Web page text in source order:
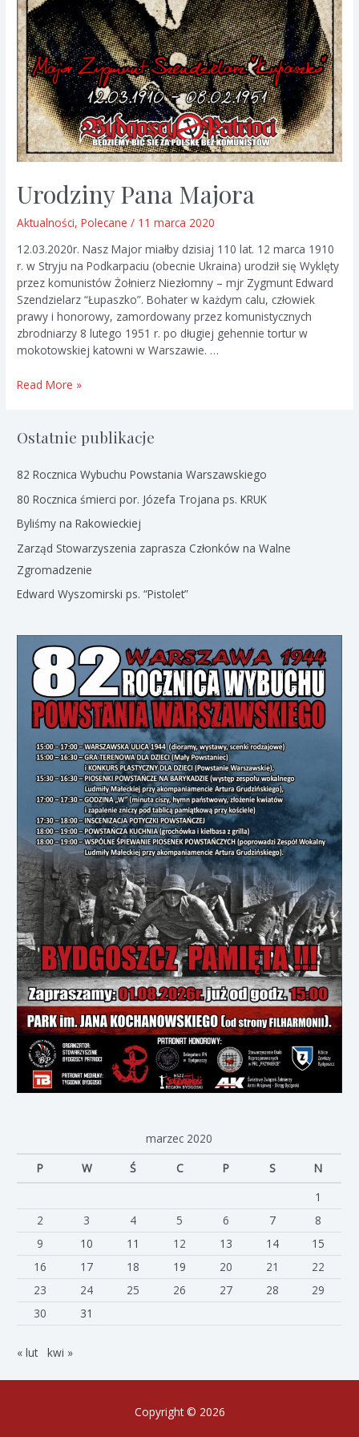
Urodziny Pana Majora
Aktualności,Polecane / 11 marca 2020
12.03.2020r. Nasz Major miałby dzisiaj 110 lat. 12 marca 1910
r. w Stryju na Podkarpaciu (obecnie Ukraina) urodził się Wyklęty
przez komunistów Żołnierz Niezłomny – mjr Zygmunt Edward
Szendzielarz “Łupaszko”. Bohater w każdym calu, człowiek
prawy i honorowy, zamordowany przez komunistycznych
zbrodniarzy 8 lutego 1951 r. po długiej gehennie tortur w
mokotowskiej katowni w Warszawie. …
Urodziny
Read More »
Ostatnie publikacje
82 Rocznica Wybuchu Powstania Warszawskiego
80 Rocznica śmierci por. Józefa Trojana ps. KRUK
Byliśmy na Rakowieckiej
Zarząd Stowarzyszenia zaprasza Członków na Walne
Zgromadzenie
Edward Wyszomirski ps. “Pistolet”
marzec 2020
P
W Ś C P S
N
1
2
3 4 5 6 7
8
9
10 11 12 13 14
15
16
17 18 19 20 21
22
23
24 25 26 27 28
29
30
31
« lut kwi »
Copyright © 2026